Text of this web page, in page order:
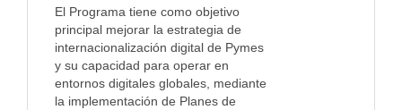
El Programa tiene como objetivo
principal mejorar la estrategia de
internacionalización digital de Pymes
y su capacidad para operar en
entornos digitales globales, mediante
la implementación de Planes de